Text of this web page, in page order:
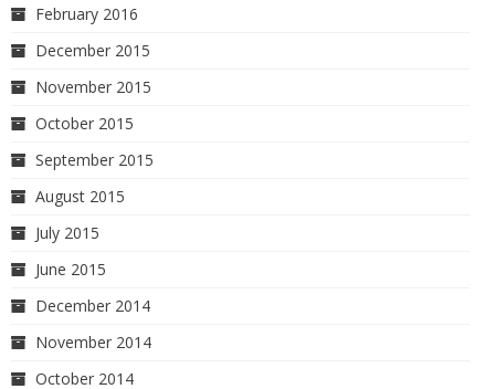
February 2016
December 2015
November 2015
October 2015
September 2015
August 2015
July 2015
June 2015
December 2014
November 2014
October 2014